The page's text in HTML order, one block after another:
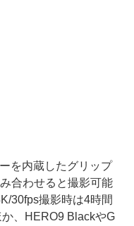
を内蔵したグリップ
合わせると撮影可能
30fps撮影時は4時間
、HERO9 BlackやG